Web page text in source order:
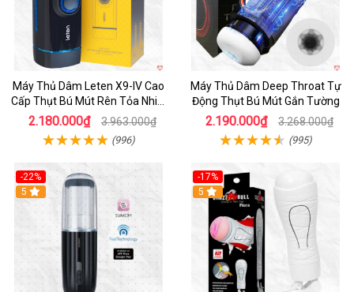
Máy Thủ Dâm Leten X9-IV Cao
Cấp Thụt Bú Mút Rên Tỏa Nhiệt
Sạc Pin
2.180.000₫ 3.963.000₫
(996)
Máy Thủ Dâm Deep Throat Tự
Động Thụt Bú Mút Gắn Tường
2.190.000₫ 3.268.000₫
(995)
-22%
5
-17%
5